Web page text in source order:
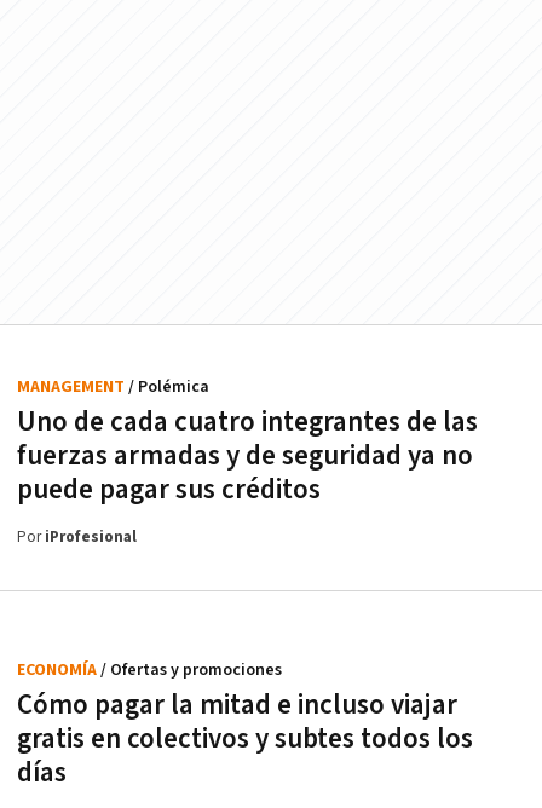
Uno de cada cuatro integrantes de las
fuerzas armadas y de seguridad ya no
puede pagar sus créditos
MANAGEMENT / Polémica
PoriProfesional
Cómo pagar la mitad e incluso viajar
gratis en colectivos y subtes todos los
días
ECONOMÍA/ Ofertas y promociones